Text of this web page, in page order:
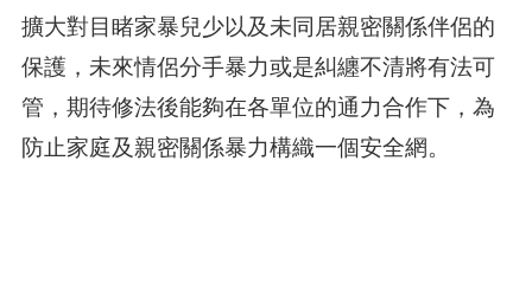
擴大對目睹家暴兒少以及未同居親密關係伴侶的
保護，未來情侶分手暴力或是糾纏不清將有法可
管，期待修法後能夠在各單位的通力合作下，為
防止家庭及親密關係暴力構織一個安全網。